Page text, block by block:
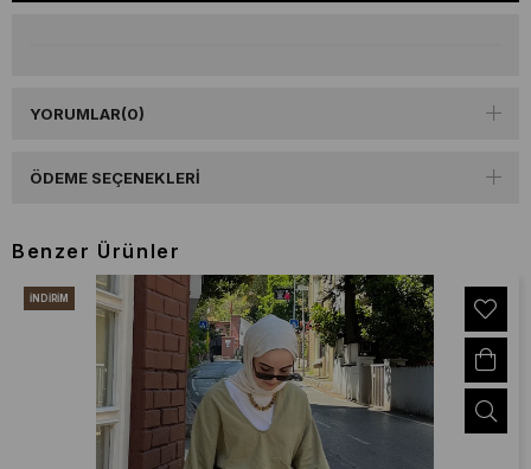
YORUMLAR(0)
ÖDEME SEÇENEKLERI
Benzer Ürünler
İNDIRIM